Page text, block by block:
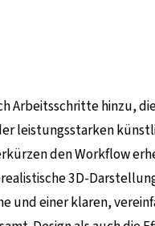
Arbeitsschritte hinzu,
leistungsstarken
den Workflow
3D-
und einer klaren,